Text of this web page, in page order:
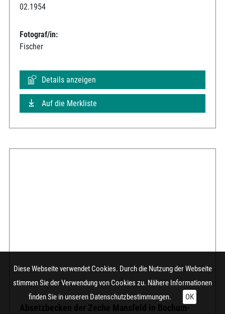
02.1954
Fotograf/in:
Fischer
Details anzeigen
Auf die Merkliste
Absetzbecken der Zeche Mansfeld in Bochum-
Diese Webseite verwendet Cookies. Durch die Nutzung der Webseite
stimmen Sie der Verwendung von Cookies zu. Nähere Informationen
finden Sie in unseren Datenschutzbestimmungen. OK